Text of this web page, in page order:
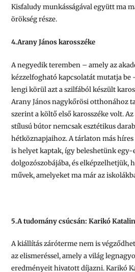
Kisfaludy munkásságával együtt ma
örökség része.
4.Arany János karosszéke
A negyedik teremben – amely az
kézzelfogható kapcsolatát mutatja be
lengi körül azt a szilfából készült
Arany János nagykőrösi otthonához
szerint a költő első karosszéke volt.
stílusú bútor nemcsak esztétikus
hétköznapjaihoz. A tárlaton más
is helyet kaptak, így beleshetünk
dolgozószobájába, és elképzelhetjük,
művek, amelyeket ma már az
5.A tudomány csúcsán: Karikó
A kiállítás záróterme nem is
az elismeréssel, amely a világ
eredményeit hivatott díjazni. Karikó